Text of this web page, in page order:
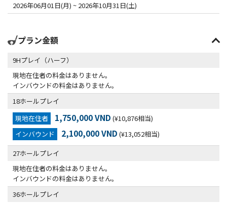
2026年06月01日(月) ~ 2026年10月31日(土)
プラン金額
9Hプレイ（ハーフ）
現地在住者の料金はありません。
インバウンドの料金はありません。
18ホールプレイ
現地在住者
1,750,000 VND (¥10,876相当)
インバウンド
2,100,000 VND (¥13,052相当)
27ホールプレイ
現地在住者の料金はありません。
インバウンドの料金はありません。
36ホールプレイ